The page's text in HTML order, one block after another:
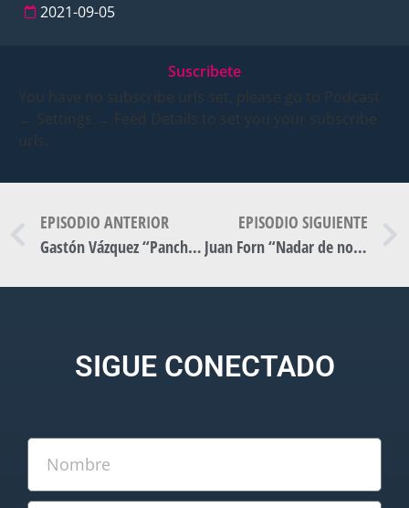
2021-09-05
Suscribete
You have no subscribe urls set, please go to Podcast
→ Settings → Feed Details to set you your subscribe
urls.
EPISODIO ANTERIOR
Gastón Vázquez “Panchita”
EPISODIO SIGUIENTE
Juan Forn “Nadar de noche”
SIGUE CONECTADO